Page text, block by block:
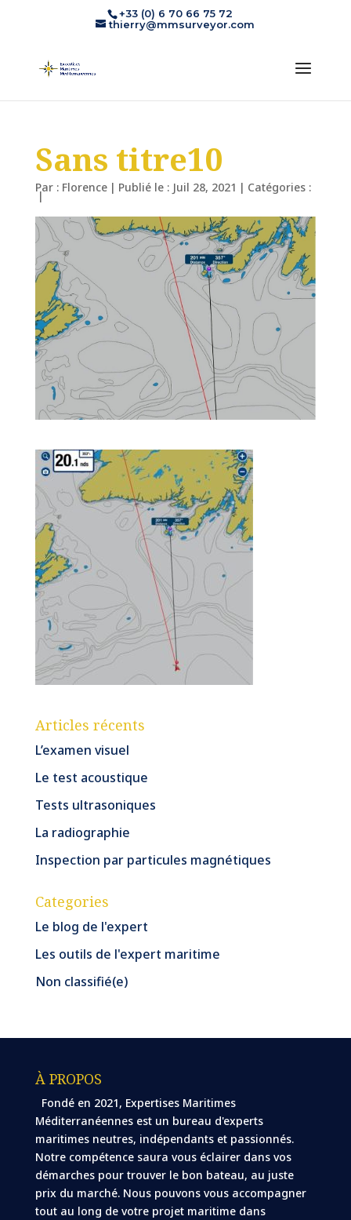
+33 (0) 6 70 66 75 72
thierry@mmsurveyor.com
Sans titre10
Par : Florence | Publié le : Juil 28, 2021 | Catégories :
|
Articles récents
L’examen visuel
Le test acoustique
Tests ultrasoniques
La radiographie
Inspection par particules magnétiques
Categories
Le blog de l'expert
Les outils de l'expert maritime
Non classifié(e)
À PROPOS
Fondé en 2021, Expertises Maritimes
Méditerranéennes est un bureau d'experts
maritimes neutres, indépendants et passionnés.
Notre compétence saura vous éclairer dans vos
démarches pour trouver le bon bateau, au juste
prix du marché. Nous pouvons vous accompagner
tout au long de votre projet maritime dans